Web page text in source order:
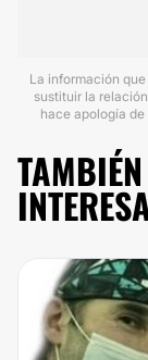
La información
sustituir la
hace apología